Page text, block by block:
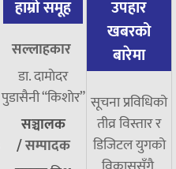
हाम्रो समूह
सल्लाहकार
डा. दामाेदर
पुडासैनी “किशाेर”
सञ्चालक
/सम्पादक
उपहार
खबरको
बारेमा
सूचना प्रविधिको
तीव्र विस्तार र
डिजिटल युगको